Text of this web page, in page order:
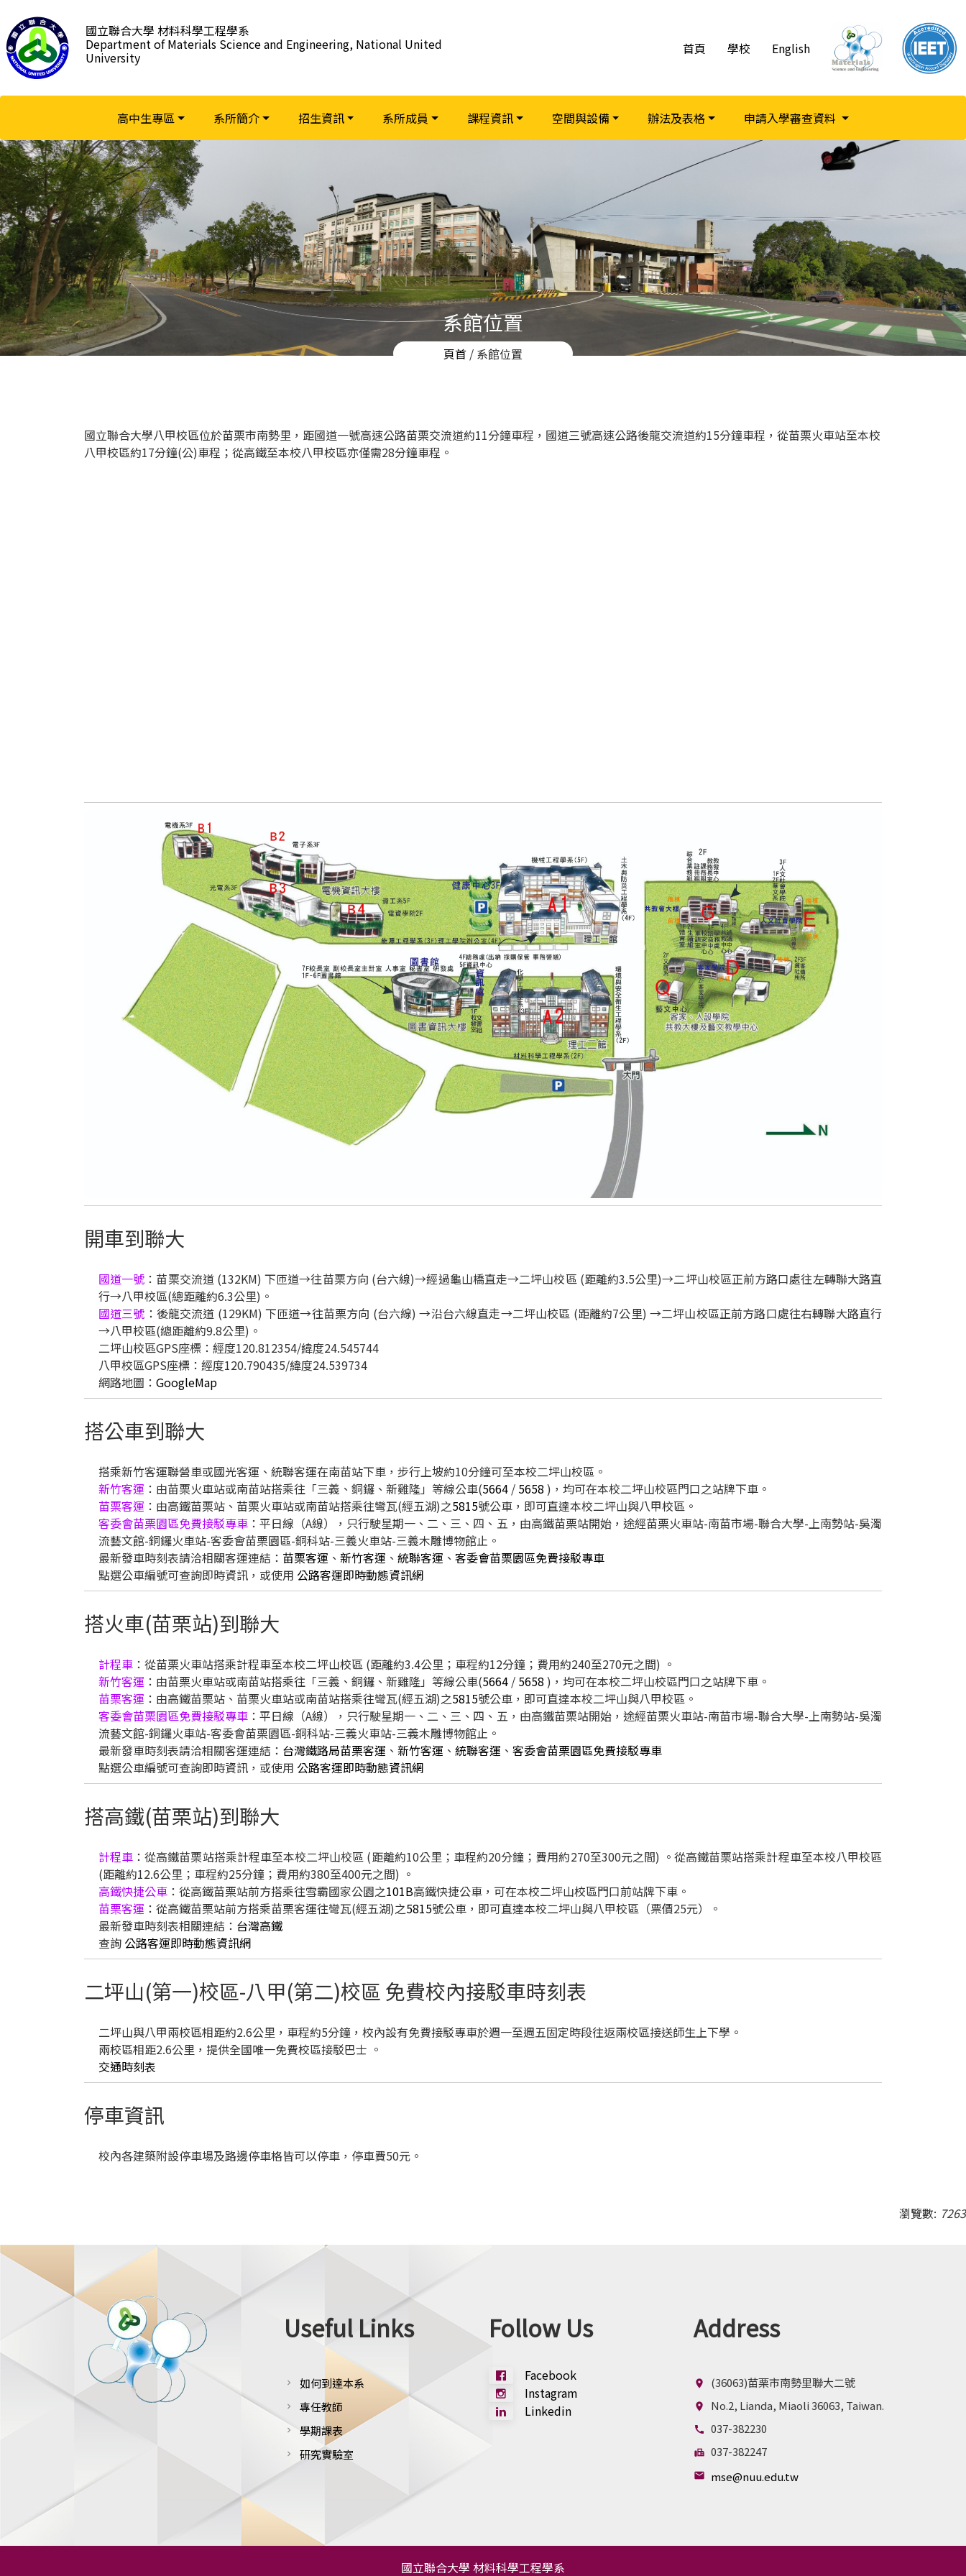
到
主
要
容
國立聯合大學 材料科學工程學系
Department of Materials Science and Engineering, National United
University
首頁 學校 English
高中生專區 系所簡介 招生資訊 系所成員 課程資訊 空間與設備 辦法及表格 申請入學審查資料
系館位置
頁首 / 系館位置
國立聯合大學八甲校區位於苗栗市南勢里，距國道一號高速公路苗栗交流道約11分鐘車程，國道三號高速公路後龍交流道約15分鐘車程，從苗栗火車站至本校
八甲校區約17分鐘(公)車程；從高鐵至本校八甲校區亦僅需28分鐘車程。
開車到聯大
國道一號 ：苗栗交流道 (132KM) 下匝道→往苗栗方向 (台六線)→經過龜山橋直走→二坪山校區 (距離約3.5公里)→二坪山校區正前方路口處往左轉聯大路直
行→八甲校區(總距離約6.3公里)。
國道三號 ：後龍交流道 (129KM) 下匝道→往苗栗方向 (台六線) →沿台六線直走→二坪山校區 (距離約7公里) →二坪山校區正前方路口處往右轉聯大路直行
→八甲校區(總距離約9.8公里)。
二坪山校區GPS座標：經度120.812354/緯度24.545744
八甲校區GPS座標：經度120.790435/緯度24.539734
網路地圖： GoogleMap
搭公車到聯大
搭乘新竹客運聯營車或國光客運、統聯客運在南苗站下車，步行上坡約10分鐘可至本校二坪山校區。
新竹客運 ：由苗栗火車站或南苗站搭乘往「三義、銅鑼、新雞隆」等線公車(5664 / 5658 )，均可在本校二坪山校區門口之站牌下車。
苗栗客運 ：由高鐵苗栗站、苗栗火車站或南苗站搭乘往彎瓦(經五湖)之5815號公車，即可直達本校二坪山與八甲校區。
客委會苗栗園區免費接駁專車 ：平日線（A線），只行駛星期一、二、三、四、五，由高鐵苗栗站開始，途經苗栗火車站-南苗市場-聯合大學-上南勢站-吳濁
流藝文館-銅鑼火車站-客委會苗栗園區-銅科站-三義火車站-三義木雕博物館止。
最新發車時刻表請洽相關客運連結： 苗栗客運 、 新竹客運 、 統聯客運 、 客委會苗栗園區免費接駁專車
點選公車編號可查詢即時資訊，或使用 公路客運即時動態資訊網
搭火車(苗栗站)到聯大
計程車 ：從苗栗火車站搭乘計程車至本校二坪山校區 (距離約3.4公里；車程約12分鐘；費用約240至270元之間) 。
新竹客運 ：由苗栗火車站或南苗站搭乘往「三義、銅鑼、新雞隆」等線公車(5664 / 5658 )，均可在本校二坪山校區門口之站牌下車。
苗栗客運 ：由高鐵苗栗站、苗栗火車站或南苗站搭乘往彎瓦(經五湖)之5815號公車，即可直達本校二坪山與八甲校區。
客委會苗栗園區免費接駁專車 ：平日線（A線），只行駛星期一、二、三、四、五，由高鐵苗栗站開始，途經苗栗火車站-南苗市場-聯合大學-上南勢站-吳濁
流藝文館-銅鑼火車站-客委會苗栗園區-銅科站-三義火車站-三義木雕博物館止。
最新發車時刻表請洽相關客運連結： 台灣鐵路局苗栗客運 、 新竹客運 、 統聯客運 、 客委會苗栗園區免費接駁專車
點選公車編號可查詢即時資訊，或使用 公路客運即時動態資訊網
搭高鐵(苗栗站)到聯大
計程車 ：從高鐵苗栗站搭乘計程車至本校二坪山校區 (距離約10公里；車程約20分鐘；費用約270至300元之間) 。從高鐵苗栗站搭乘計程車至本校八甲校區
(距離約12.6公里；車程約25分鐘；費用約380至400元之間) 。
高鐵快捷公車 ：從高鐵苗栗站前方搭乘往雪霸國家公園之101B高鐵快捷公車，可在本校二坪山校區門口前站牌下車。
苗栗客運 ：從高鐵苗栗站前方搭乘苗栗客運往彎瓦(經五湖)之5815號公車，即可直達本校二坪山與八甲校區（票價25元）。
最新發車時刻表相關連結： 台灣高鐵
查詢 公路客運即時動態資訊網
二坪山(第一)校區-八甲(第二)校區 免費校內接駁車時刻表
二坪山與八甲兩校區相距約2.6公里，車程約5分鐘，校內設有免費接駁專車於週一至週五固定時段往返兩校區接送師生上下學。
兩校區相距2.6公里，提供全國唯一免費校區接駁巴士 。
交通時刻表
停車資訊
校內各建築附設停車場及路邊停車格皆可以停車，停車費50元。
瀏覽數: 7263
Useful Links
chevron_right 如何到達本系
chevron_right 專任教師
chevron_right 學期課表
chevron_right 研究實驗室
Follow Us
Facebook
Instagram
Linkedin
Address
location_on (36063)苗栗市南勢里聯大二號
location_on No.2, Lianda, Miaoli 36063, Taiwan.
call 037-382230
fax 037-382247
mail mse@nuu.edu.tw
國立聯合大學 材料科學工程學系